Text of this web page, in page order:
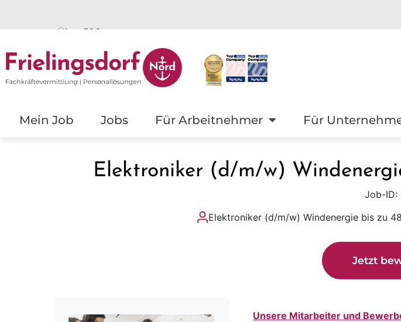
Mein Job Jobs Für Arbeitnehmer Für
Elektroniker (d/m/w)
Job-ID:
Elektroniker (d/m/w) Windenergie bis zu
Jetzt
Unsere Mitarbeiter und